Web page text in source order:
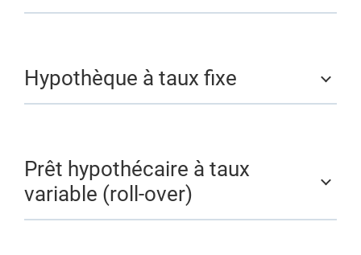
Hypothèque à taux fixe
Prêt hypothécaire à taux
variable (roll-over)